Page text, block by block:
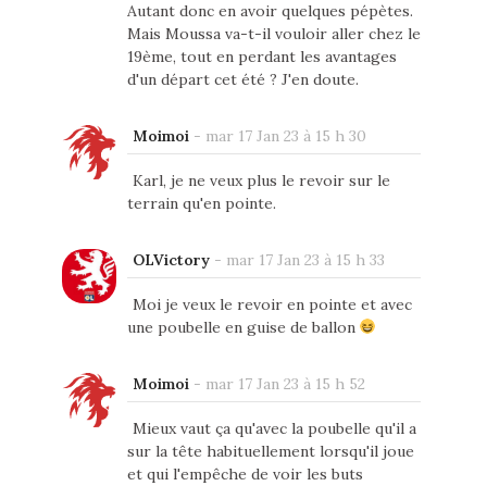
Autant donc en avoir quelques pépètes.
Mais Moussa va-t-il vouloir aller chez le
19ème, tout en perdant les avantages
d'un départ cet été ? J'en doute.
Moimoi- mar 17 Jan 23 à 15 h 30
Karl, je ne veux plus le revoir sur le
terrain qu'en pointe.
OLVictory- mar 17 Jan 23 à 15 h 33
Moi je veux le revoir en pointe et avec
une poubelle en guise de ballon
Moimoi- mar 17 Jan 23 à 15 h 52
Mieux vaut ça qu'avec la poubelle qu'il a
sur la tête habituellement lorsqu'il joue
et qui l'empêche de voir les buts